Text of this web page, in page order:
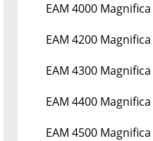
EAM 4000 Magnifica
EAM 4200 Magnifica
EAM 4300 Magnifica
EAM 4400 Magnifica
EAM 4500 Magnifica